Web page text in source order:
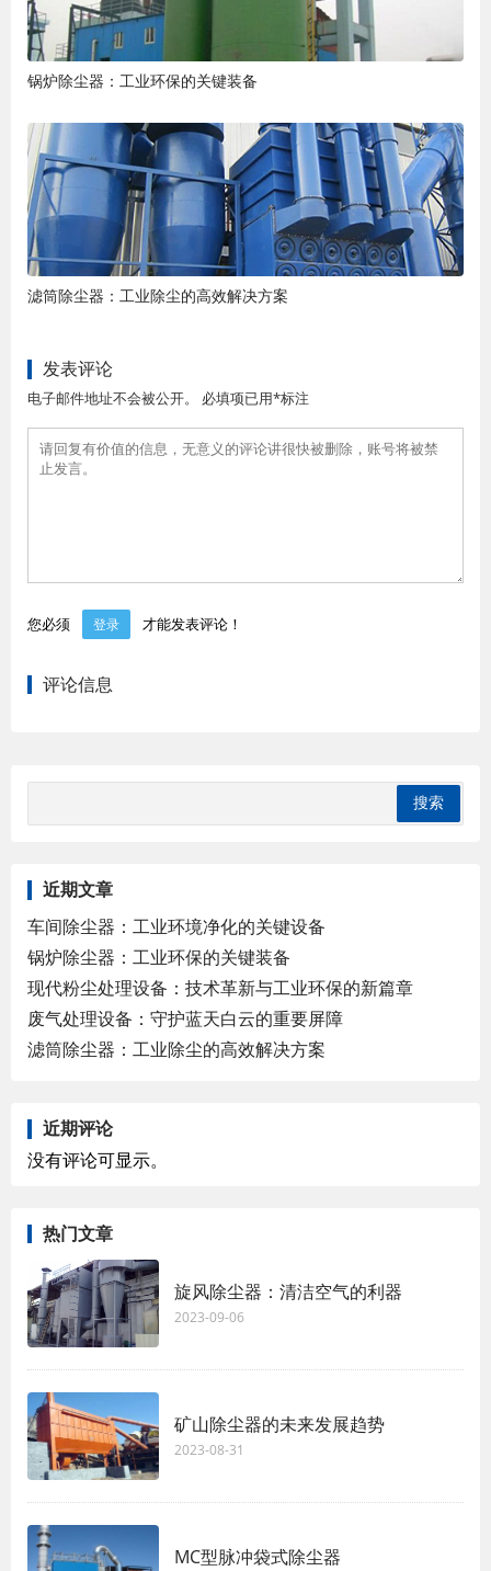
锅炉除尘器：工业环保的关键装备
滤筒除尘器：工业除尘的高效解决方案
发表评论
电子邮件地址不会被公开。 必填项已用*标注
您必须 登录 才能发表评论！
评论信息
近期文章
车间除尘器：工业环境净化的关键设备
锅炉除尘器：工业环保的关键装备
现代粉尘处理设备：技术革新与工业环保的新篇章
废气处理设备：守护蓝天白云的重要屏障
滤筒除尘器：工业除尘的高效解决方案
近期评论
没有评论可显示。
热门文章
旋风除尘器：清洁空气的利器
2023-09-06
矿山除尘器的未来发展趋势
2023-08-31
MC型脉冲袋式除尘器